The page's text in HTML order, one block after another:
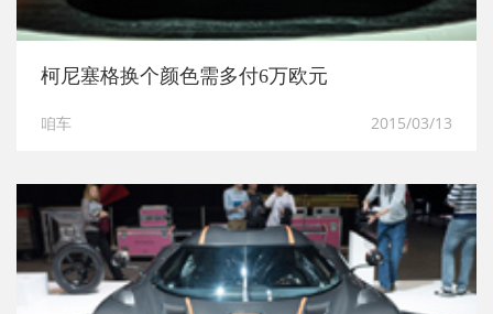
柯尼塞格换个颜色需多付6万欧元
咱车 2015/03/13